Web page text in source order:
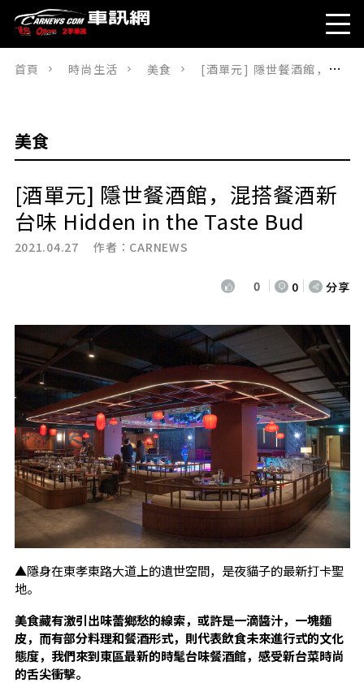
首頁 時尚生活 美食 [酒單元] 隱世餐酒館，混搭餐酒新台味 Hidden in the Taste Bud
美食
[酒單元] 隱世餐酒館，混搭餐酒新
台味 Hidden in the Taste Bud
2021.04.27 作者： CARNEWS
0 0 分享
▲隱身在東孝東路大道上的遺世空間，是夜貓子的最新打卡聖
地。
美食藏有激引出味蕾鄉愁的線索，或許是一滴醬汁，一塊麵
皮，而有部分料理和餐酒形式，則代表飲食未來進行式的文化
態度，我們來到東區最新的時髦台味餐酒館，感受新台菜時尚
的舌尖衝擊。